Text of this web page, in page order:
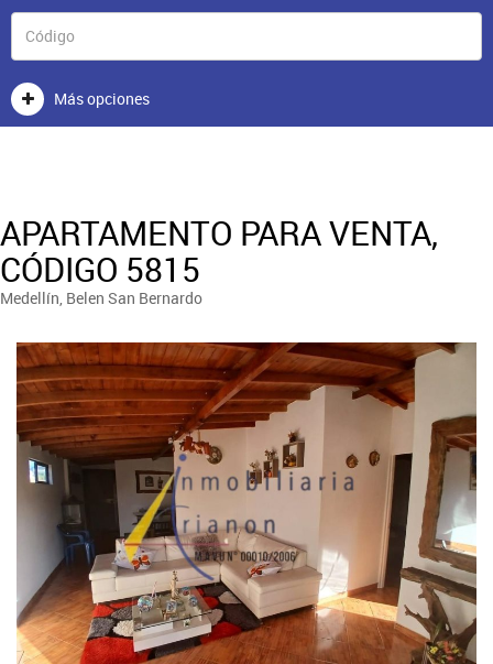
Más opciones
APARTAMENTO PARA VENTA,
CÓDIGO 5815
Medellín, Belen San Bernardo